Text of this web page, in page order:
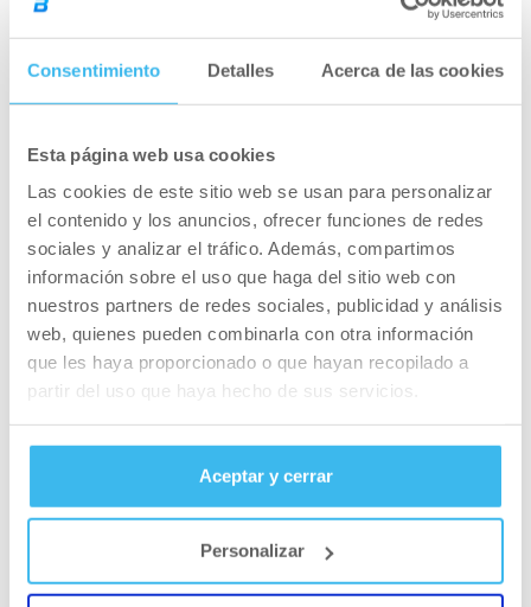
Consentimiento Detalles Acerca de las cookies
Esta página web usa cookies
Las cookies de este sitio web se usan para personalizar
el contenido y los anuncios, ofrecer funciones de redes
sociales y analizar el tráfico. Además, compartimos
información sobre el uso que haga del sitio web con
nuestros partners de redes sociales, publicidad y análisis
web, quienes pueden combinarla con otra información
que les haya proporcionado o que hayan recopilado a
partir del uso que haya hecho de sus servicios.
Aceptar y cerrar
Personalizar
Intestino
células que revesten el interior de tu intestino.
Además, en casos de fugas intestinales
(rupturas), aún no se ha demostrado como una
alternativa curativa, pero dada la naturaleza y
los beneficios del colágeno, se cree que tiene un
efecto positivo y ayuda a la recuperación del
tejido.
Músculos
Los péptidos de colágeno se caracterizan por
sus altos niveles deaminoácidoscomo la
glicina, hidroxiprolina, prolina y alanina. Los